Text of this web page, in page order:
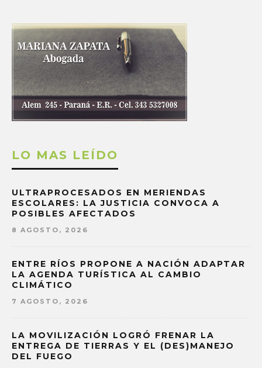
LO MAS LEÍDO
ULTRAPROCESADOS EN MERIENDAS
ESCOLARES: LA JUSTICIA CONVOCA A
POSIBLES AFECTADOS
8 AGOSTO, 2026
ENTRE RÍOS PROPONE A NACIÓN ADAPTAR
LA AGENDA TURÍSTICA AL CAMBIO
CLIMÁTICO
7 AGOSTO, 2026
LA MOVILIZACIÓN LOGRÓ FRENAR LA
ENTREGA DE TIERRAS Y EL (DES)MANEJO
DEL FUEGO